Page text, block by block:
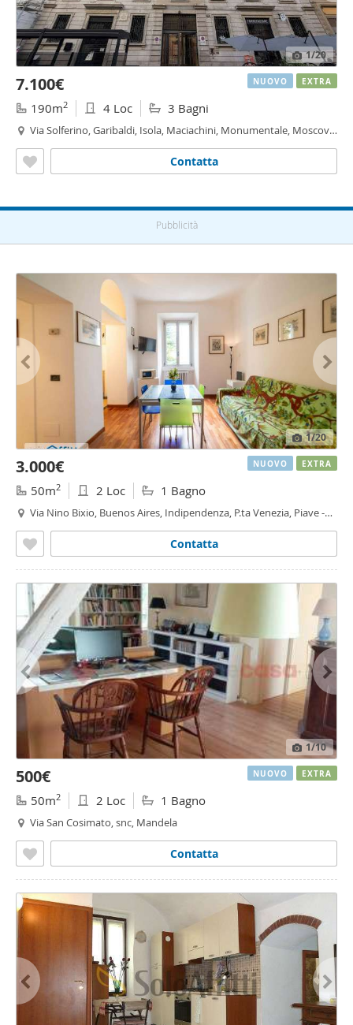
1/20
7.100€
190m2 4 Loc 3 Bagni
Via Solferino, Garibaldi, Isola, Maciachini, Monumentale, Moscova,
Contatta
NUOVO EXTRA
Pubblicità
1/20
3.000€
50m2 2 Loc 1 Bagno
Via Nino Bixio, Buenos Aires, Indipendenza, P.ta Venezia, Piave -
Contatta
NUOVO EXTRA
1/10
500€
50m2 2 Loc 1 Bagno
Via San Cosimato, snc, Mandela
Contatta
NUOVO EXTRA